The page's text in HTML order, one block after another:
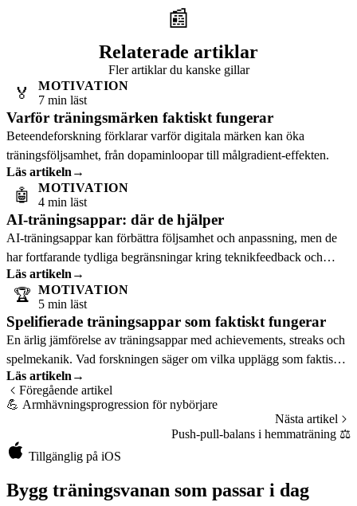
📰
Relaterade artiklar
Fler artiklar du kanske gillar
🏅
MOTIVATION
7 min läst
Varför träningsmärken faktiskt fungerar
Beteendeforskning förklarar varför digitala märken kan öka
träningsföljsamhet, från dopaminloopar till målgradient-effekten.
Läs artikeln →
🤖
MOTIVATION
4 min läst
AI-träningsappar: där de hjälper
AI-träningsappar kan förbättra följsamhet och anpassning, men de
har fortfarande tydliga begränsningar kring teknikfeedback och
komplex coaching.
Läs artikeln →
🏆 MOTIVATION
5 min läst
Spelifierade träningsappar som faktiskt fungerar
En ärlig jämförelse av träningsappar med achievements, streaks och
spelmekanik. Vad forskningen säger om vilka upplägg som faktiskt
fungerar.
Läs artikeln →
Föregående artikel
💪 Armhävningsprogression för nybörjare
Nästa artikel
Push-pull-balans i hemmaträning ⚖️
Tillgänglig på iOS
Bygg träningsvanan som passar i dag